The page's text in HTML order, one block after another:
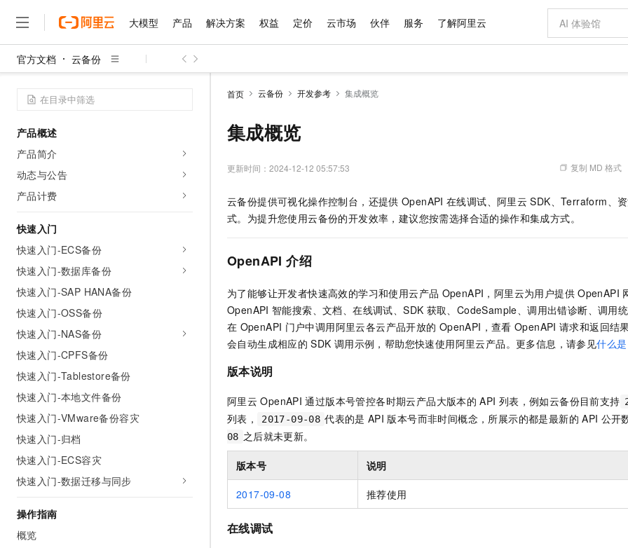
大模型 产品 解决方案 权益 定价 云市场 伙伴 服务 了解阿里云
官方文档 云备份
产品概述
产品简介
动态与公告
产品计费
快速入门
快速入门-ECS备份
快速入门-数据库备份
快速入门-SAP HANA备份
快速入门-OSS备份
快速入门-NAS备份
快速入门-CPFS备份
快速入门-Tablestore备份
快速入门-本地文件备份
快速入门-VMware备份容灾
快速入门-归档
快速入门-ECS容灾
快速入门-数据迁移与同步
操作指南
概览
首页 云备份 开发参考 集成概览
集成概览
更新时间： 2024-12-12 05:57:53 复制 MD 格式
云备份提供可视化操作控制台，还提供 OpenAPI 在线调试、阿里云 SDK、 Terraform、
式。为提升您使用云备份的开发效率，建议您按需选择合适的操作和集成方式。
OpenAPI 介绍
为了能够让开发者快速高效的学习和使用云产品 OpenAPI，阿里云为用户提供 OpenAPI
OpenAPI 智能搜索、文档、在线调试、SDK 获取、CodeSample、调用出错诊断、调用
在 OpenAPI 门户中调用阿里云各云产品开放的 OpenAPI，查看 OpenAPI 请求和返回结
会自动生成相应的 SDK 调用示例，帮助您快速使用阿里云产品。更多信息，请参见什么是
版本说明
阿里云 OpenAPI 通过版本号管控各时期云产品大版本的 API 列表，例如云备份目前支持
列表， 2017-09-08 代表的是 API 版本号而非时间概念，所展示的都是最新的 API 公开
08 之后就未更新。
版本号 说明
2017-09-08 推荐使用
在线调试
大模型
千问AI平台
Qwen3.8-Max HOT
Qwen3.7-Plus
Qwen3-VL-Plus
视觉 Coding、空间感知、多模态思考等全面升级
Kimi-K3 NEW
GLM-5.2
1M上下文，专为长程任务能力而生
Wan2.7-
大模型服务
千问AI平台-Token Plan NEW
个人版上线、团队版降价；千问3.8-Max首发发尝鲜
千问AI平台-模型体验
在线体验全尺寸、多种模态的模型效果
Happy 系列大模型
新一代 AI 视频生成模型，深度适配广告营销等场景
大模型服务平台百炼-应用模版
丰富多元化的应用模版和解决方案
大模型服务平台百炼-智能体
人工智能平台 PAI
AI Native 的算法工程平台，一站式完成建模、训练、推理服务部署
Qoder HOT
面向真实软件
万有无界
云端极速 AI
产品
精选产品
容器
存储
网络与CDN
安全
中间件
大数据计算
媒体服务
终端用户计算
精选产品
大模型服务与应用平台
多元化、高性能、安全可靠的大模型服务
无影云电脑
随时随地安全接入的云上超级电脑
面向分析的企业级SaaS模式云数据仓库
人工智能平台 PAI 大模型
一站式AI开发、训练和推理服务
提供一站式管理容器应用的 K8s 服务
Qoder
面向真实软件
云原生的云上
解决方案
精选解决方案
大数据
现代化应用
安全
网络
可观测
上云与迁云
企业出海
政企业务
精选解决方案
上传文档即自动完成翻译和格式还原
Hermes Agent，打造自进化智能体
自主进化，持久记忆，越用越聪明
5 分钟轻松部署专属 QwenPaw
一键购买专属
高效搭建 AI
权益 普惠上云
云服务器38元/年起，超值低价云产品抢先购
推荐新用户得奖励，单订单最高返9万
云工开物
高校专属算力普惠，学生认证享300元代金券
最高领取价值200元试用点，立即开启云上创新
AI 产品 免费试用
1亿+ 大模型 tokens 和 30+ 款产品免费体验
140+云产品 免费试用
大模型ACA认证体验
助力企业全员 AI 认知与能力提升
AI 特惠
Token Plan 模型订阅计划
Qwen3.8-Max 首发尝鲜，限时加量 10 倍，夜间低至2折
送.CN域名，送备案服务码
Night Plan 支持 Qwen 3.8-Max NEW
夜间 5 折，Qwen/Meoo/TokenPlan 客户专享
AI 场景体
从图文生成到
AI 广告创作
图文、视频
AI助力短剧漫
AI 办公
AI智能应用，
定价 产品定价
了解云产品的定价详情
云上成本管理
管理和优化成本
价格计算器 配置报价
云市场 精选商城
多端小程序
观测云
蓝凌 OA
畅捷通
Tableau 订阅
生态解决方案
行业生态解决方案
开发者生态解决方案
AI 开发和 AI 应用解决方案
数据与 API
OCR 文字识别
企业应用
OA 办公系统
400电话
广告营销
基础软件
JAVA
Ubuntu
Red Hat
建站小程序
定制建站
模板小程序
定制小程序
伙伴 成为销售伙伴
咨询伙伴
销售伙伴合作计划
无影生态合作计划
Salesforce On Alibaba Cloud
AI 大模型销售与服务生态合作计划
成为产品伙伴 产品伙伴
云网络合作
成为服务
服务生态伙伴
服务 售前咨询
售后服务
自助服务
在线服务
工单服务
企业增值服务
企业成长
服务实践
阿里云认证
信息公告
官网公告
了解阿里云 为什么选择阿里云
技术领先
分析师报告
天池大赛
AI 算法大赛
云开发大赛
最佳实践
看见新力量
市场活动
魔搭
高校合作
云工开物
科研合作